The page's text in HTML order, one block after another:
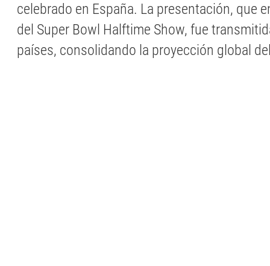
celebrado en España. La presentación, que
del Super Bowl Halftime Show, fue
países, consolidando la proyección global